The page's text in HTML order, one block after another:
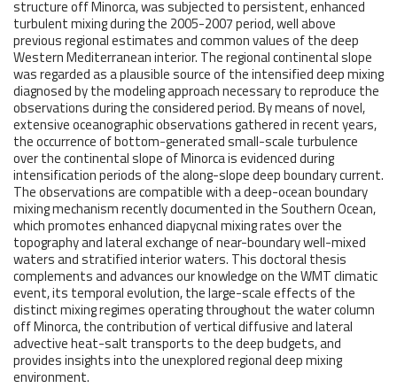
structure off Minorca, was subjected to persistent, enhanced
turbulent mixing during the 2005-2007 period, well above
previous regional estimates and common values of the deep
Western Mediterranean interior. The regional continental slope
was regarded as a plausible source of the intensified deep mixing
diagnosed by the modeling approach necessary to reproduce the
observations during the considered period. By means of novel,
extensive oceanographic observations gathered in recent years,
the occurrence of bottom-generated small-scale turbulence
over the continental slope of Minorca is evidenced during
intensification periods of the along-slope deep boundary current.
The observations are compatible with a deep-ocean boundary
mixing mechanism recently documented in the Southern Ocean,
which promotes enhanced diapycnal mixing rates over the
topography and lateral exchange of near-boundary well-mixed
waters and stratified interior waters. This doctoral thesis
complements and advances our knowledge on the WMT climatic
event, its temporal evolution, the large-scale effects of the
distinct mixing regimes operating throughout the water column
off Minorca, the contribution of vertical diffusive and lateral
advective heat-salt transports to the deep budgets, and
provides insights into the unexplored regional deep mixing
environment.